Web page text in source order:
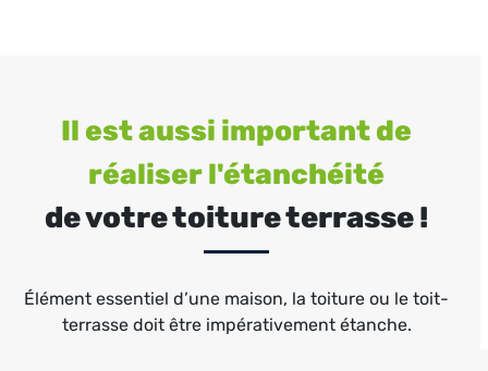
Il est aussi important de
réaliser l'étanchéité
de votre toiture terrasse !
Élément essentiel d’une maison, la toiture ou le toit-
terrasse doit être impérativement étanche.